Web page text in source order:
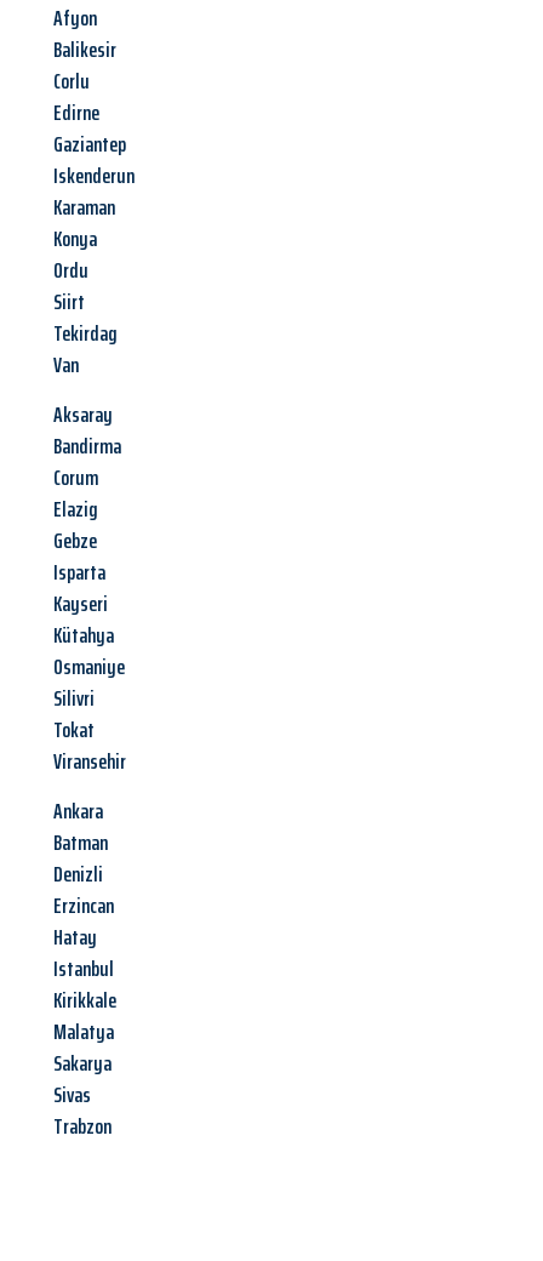
Afyon
Balikesir
Corlu
Edirne
Gaziantep
Iskenderun
Karaman
Konya
Ordu
Siirt
Tekirdag
Van
Aksaray
Bandirma
Corum
Elazig
Gebze
Isparta
Kayseri
Kütahya
Osmaniye
Silivri
Tokat
Viransehir
Ankara
Batman
Denizli
Erzincan
Hatay
Istanbul
Kirikkale
Malatya
Sakarya
Sivas
Trabzon